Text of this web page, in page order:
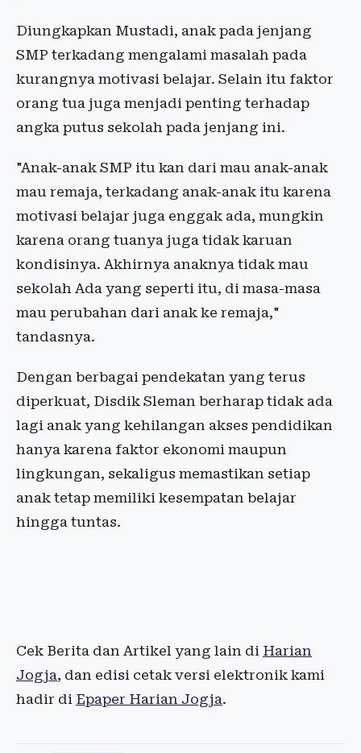
Diungkapkan Mustadi, anak pada jenjang
SMP terkadang mengalami masalah pada
kurangnya motivasi belajar. Selain itu faktor
orang tua juga menjadi penting terhadap
angka putus sekolah pada jenjang ini.
​"Anak-anak SMP itu kan dari mau anak-anak
mau remaja, terkadang anak-anak itu karena
motivasi belajar juga enggak ada, mungkin
karena orang tuanya juga tidak karuan
kondisinya. Akhirnya anaknya tidak mau
sekolah Ada yang seperti itu, di masa-masa
mau perubahan dari anak ke remaja,"
tandasnya.
Dengan berbagai pendekatan yang terus
diperkuat, Disdik Sleman berharap tidak ada
lagi anak yang kehilangan akses pendidikan
hanya karena faktor ekonomi maupun
lingkungan, sekaligus memastikan setiap
anak tetap memiliki kesempatan belajar
hingga tuntas.
Cek Berita dan Artikel yang lain di Harian
Jogja, dan edisi cetak versi elektronik kami
hadir di Epaper Harian Jogja.